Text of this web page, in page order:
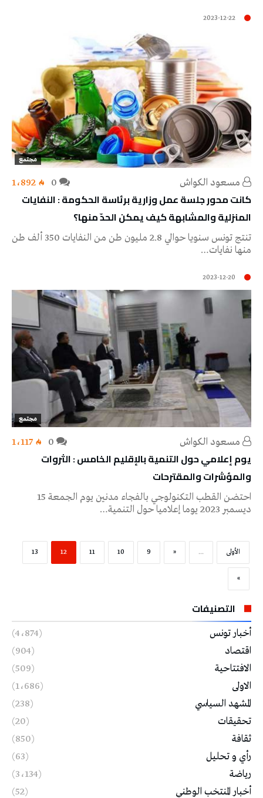
2023-12-22
مجتمع
مسعود الكواش 1٬892
كانت محور جلسة عمل وزارية برئاسة الحكومة : النفايات
المنزلية والمشابهة كيف يمكن الحدّ منها؟
تنتج تونس سنويا حوالي 2.8 مليون طن من النفايات 350 ألف طن
منها نفايات…
2023-12-20
مجتمع
مسعود الكواش 1٬117
يوم إعلامي حول التنمية بالإقليم الخامس : الثروات
والمؤشرات والمقترحات
احتضن القطب التكنولوجي بالفجاء مدنين يوم الجمعة 15
ديسمبر 2023 يوما إعلاميا حول التنمية…
‫الأولى‬ ...
«
9
10
11
12
13
»
التصنيفات
أخبار تونس
(4٬874)
اقتصاد
(904)
الافتتاحية
(509)
الاولى
(1٬686)
المشهد السياسي
(238)
تحقيقات
(20)
ثقافة
(850)
رأي و تحليل
(63)
رياضة
(3٬134)
أخبار المنتخب الوطني
(52)